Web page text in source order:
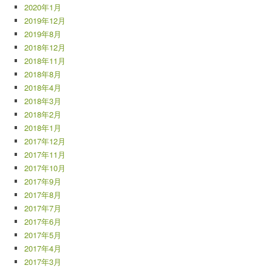
2020年1月
2019年12月
2019年8月
2018年12月
2018年11月
2018年8月
2018年4月
2018年3月
2018年2月
2018年1月
2017年12月
2017年11月
2017年10月
2017年9月
2017年8月
2017年7月
2017年6月
2017年5月
2017年4月
2017年3月